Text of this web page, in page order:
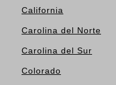
California
Carolina del Norte
Carolina del Sur
Colorado